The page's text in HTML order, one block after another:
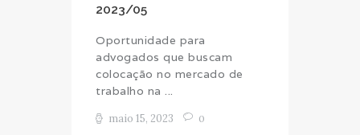
2023/05
Oportunidade para
advogados que buscam
colocação no mercado de
trabalho na ...
maio 15, 2023 0